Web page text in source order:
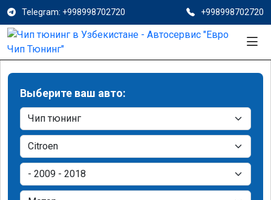
Telegram: +998998702720 +998998702720
Выберите ваш авто: